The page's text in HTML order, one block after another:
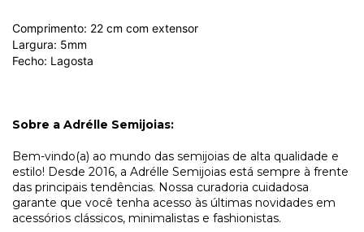
Comprimento: 22 cm com extensor
Largura: 5mm
Fecho: Lagosta
Sobre a Adrélle Semijoias:
Bem-vindo(a) ao mundo das semijoias de alta qualidade e
estilo! Desde 2016, a Adrélle Semijoias está sempre à frente
das principais tendências. Nossa curadoria cuidadosa
garante que você tenha acesso às últimas novidades em
acessórios clássicos, minimalistas e fashionistas.